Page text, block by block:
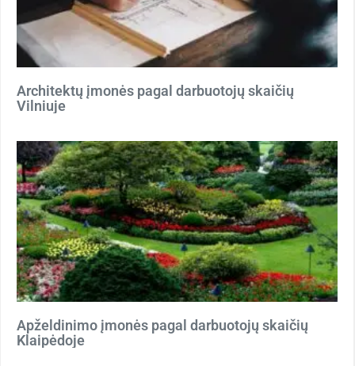
Architektų įmonės pagal darbuotojų skaičių
Vilniuje
Apželdinimo įmonės pagal darbuotojų skaičių
Klaipėdoje